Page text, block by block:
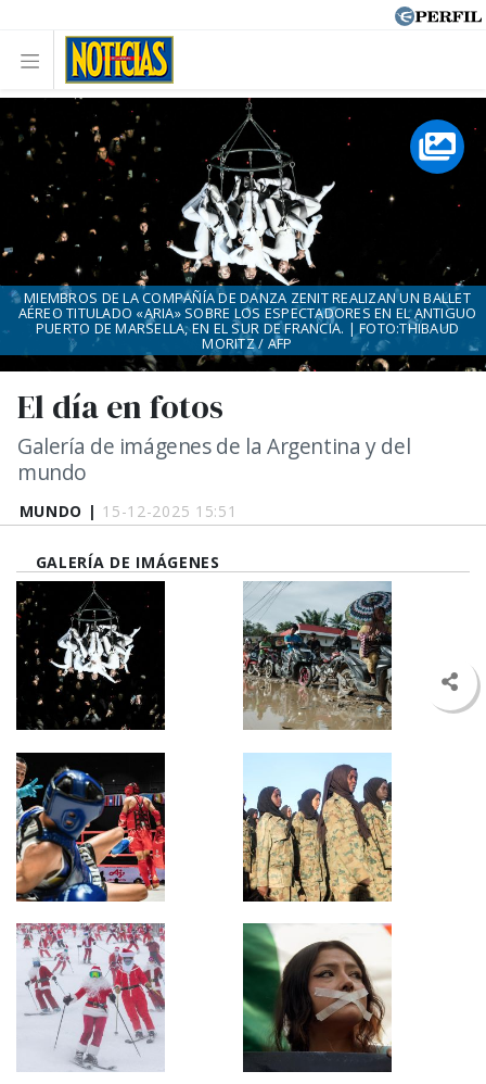
MUNDO | 15-12-2025 15:51
El día en fotos
Galería de imágenes de la Argentina y del
mundo
MIEMBROS DE LA COMPAÑÍA DE DANZA ZENIT REALIZAN UN BALLET
AÉREO TITULADO «ARIA» SOBRE LOS ESPECTADORES EN EL ANTIGUO
PUERTO DE MARSELLA, EN EL SUR DE FRANCIA. | FOTO:THIBAUD
MORITZ / AFP
GALERÍA DE IMÁGENES